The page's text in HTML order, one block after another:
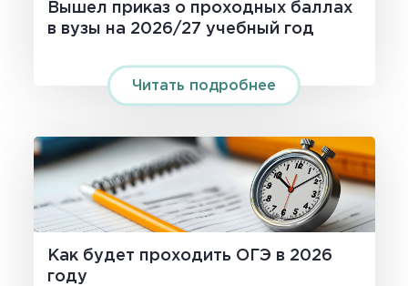
Вышел приказ о проходных баллах
в вузы на 2026/27 учебный год
Читать подробнее
Как будет проходить ОГЭ в 2026
году